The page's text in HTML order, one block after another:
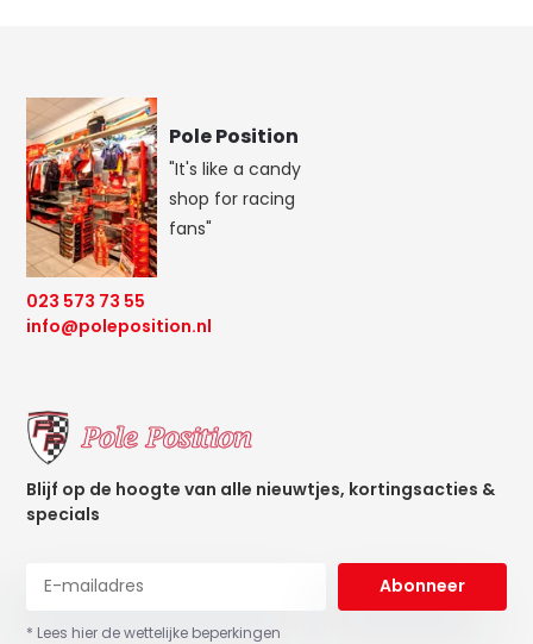
Pole Position
"It's like a candy
shop for racing
fans"
023 573 73 55
info@poleposition.nl
Blijf op de hoogte van alle nieuwtjes, kortingsacties &
specials
Abonneer
* Lees hier de wettelijke beperkingen